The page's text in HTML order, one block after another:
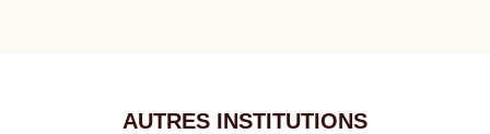
AUTRES INSTITUTIONS